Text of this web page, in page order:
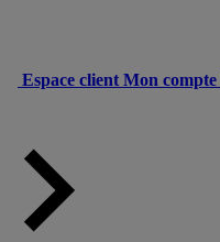
Espace client Mon compte